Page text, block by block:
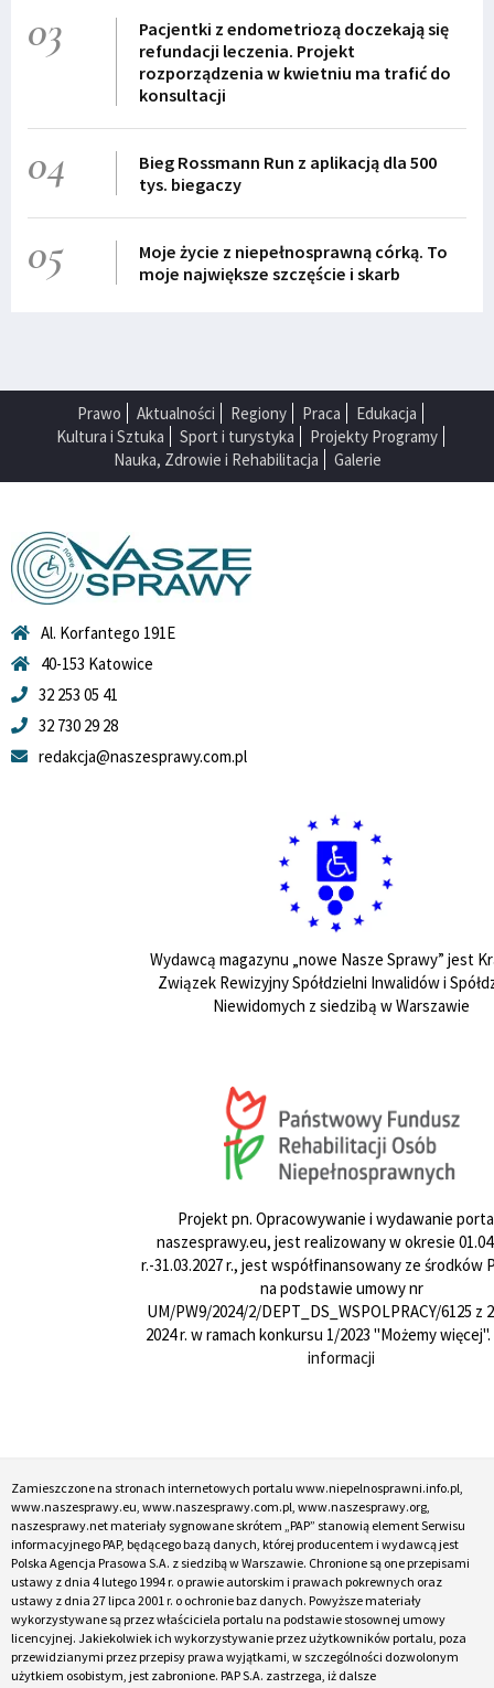
03
Pacjentki z endometriozą doczekają się
refundacji leczenia. Projekt
rozporządzenia w kwietniu ma trafić do
konsultacji
04
Bieg Rossmann Run z aplikacją dla 500
tys. biegaczy
05
Moje życie z niepełnosprawną córką. To
moje największe szczęście i skarb
Prawo Aktualności Regiony Praca
Edukacja
Kultura i Sztuka
Sport i turystyka
Projekty Programy
Nauka, Zdrowie i Rehabilitacja
Galerie
Al. Korfantego 191E
40-153 Katowice
32 253 05 41
32 730 29 28
redakcja@naszesprawy.com.pl
Wydawcą magazynu „nowe Nasze Sprawy” jest
Związek Rewizyjny Spółdzielni Inwalidów i
Niewidomych z siedzibą w Warszawie
Projekt pn. Opracowywanie i wydawanie
naszesprawy.eu, jest realizowany w okresie
r.-31.03.2027 r., jest współfinansowany ze środków
na podstawie umowy nr
UM/PW9/2024/2/DEPT_DS_WSPOLPRACY/6125 z
2024 r. w ramach konkursu 1/2023 "Możemy więcej".
informacji
Zamieszczone na stronach internetowych portalu www.niepelnosprawni.info.pl,
www.naszesprawy.eu, www.naszesprawy.com.pl, www.naszesprawy.org,
naszesprawy.net materiały sygnowane skrótem „PAP” stanowią element Serwisu
informacyjnego PAP, będącego bazą danych, której producentem i wydawcą jest
Polska Agencja Prasowa S.A. z siedzibą w Warszawie. Chronione są one przepisami
ustawy z dnia 4 lutego 1994 r. o prawie autorskim i prawach pokrewnych oraz
ustawy z dnia 27 lipca 2001 r. o ochronie baz danych. Powyższe materiały
wykorzystywane są przez właściciela portalu na podstawie stosownej umowy
licencyjnej. Jakiekolwiek ich wykorzystywanie przez użytkowników portalu, poza
przewidzianymi przez przepisy prawa wyjątkami, w szczególności dozwolonym
użytkiem osobistym, jest zabronione. PAP S.A. zastrzega, iż dalsze